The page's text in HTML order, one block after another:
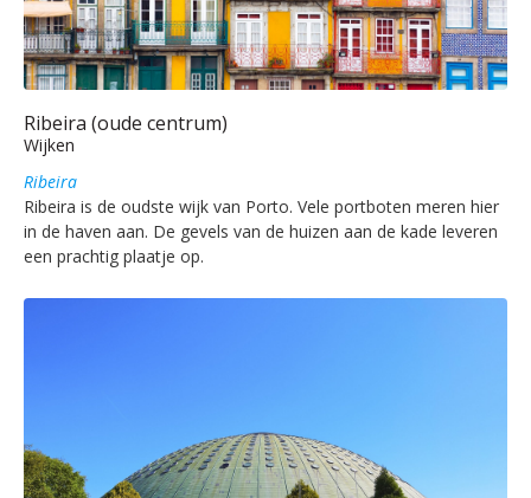
Ribeira (oude centrum)
Wijken
Ribeira
Ribeira is de oudste wijk van Porto. Vele portboten meren hier
in de haven aan. De gevels van de huizen aan de kade leveren
een prachtig plaatje op.